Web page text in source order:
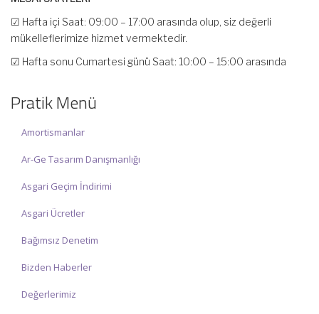
☑ Hafta içi Saat: 09:00 – 17:00 arasında olup, siz değerli
mükelleflerimize hizmet vermektedir.
☑ Hafta sonu Cumartesi günü Saat: 10:00 – 15:00 arasında
İlgi ve anlayışınız için İNCİ MUHASEBE MÜŞAVİRLİK Ailesi olarak
teşekkür ederiz.
Pratik Menü
Amortismanlar
Ar-Ge Tasarım Danışmanlığı
Asgari Geçim İndirimi
Asgari Ücretler
Bağımsız Denetim
Bizden Haberler
Değerlerimiz